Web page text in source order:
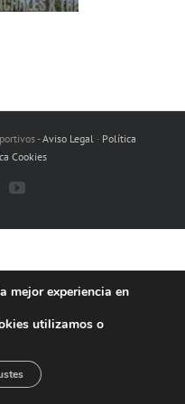
-Aviso Legal · Política
Cookies
YouTube
mejor experiencia en
utilizamos o